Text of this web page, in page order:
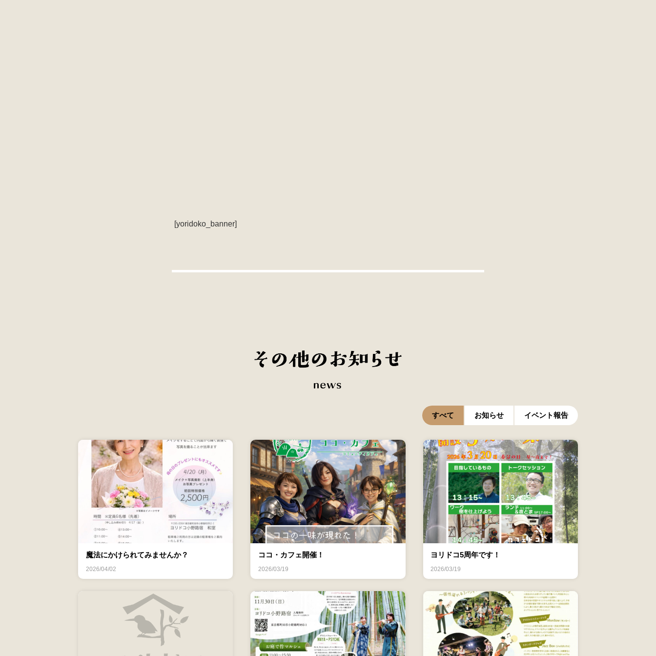
[yoridoko_banner]
すべて お知らせ イベント報告
魔法にかけられてみませんか？
2026/04/02
ココ・カフェ開催！
2026/03/19
ヨリドコ5周年です！
2026/03/19